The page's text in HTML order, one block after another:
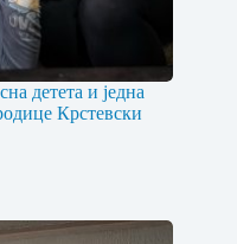
детета и једна
Крстевски